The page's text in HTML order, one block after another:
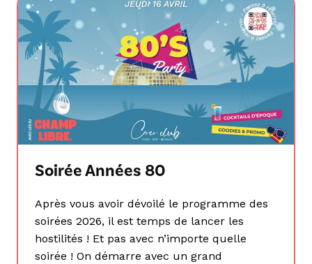
Soirée Années 80
Après vous avoir dévoilé le programme des
soirées 2026, il est temps de lancer les
hostilités ! Et pas avec n’importe quelle
soirée ! On démarre avec un grand